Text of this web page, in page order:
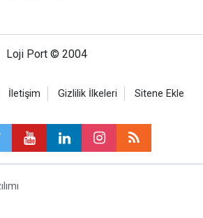
Loji Port © 2004
İletişim Gizlilik İlkeleri Sitene Ekle